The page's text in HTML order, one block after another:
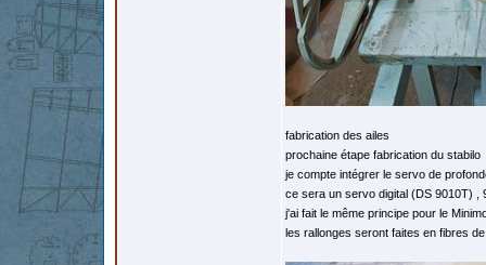
fabrication des ailes
prochaine étape fabrication du stabilo
je compte intégrer le servo de
ce sera un servo digital (DS 9010T) ,
j'ai fait le même principe pour le
les rallonges seront faites en fibres